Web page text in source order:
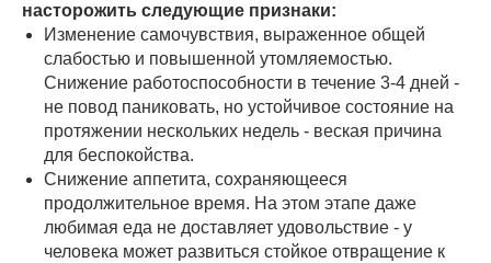
насторожить следующие признаки:
Изменение самочувствия, выраженное общей
слабостью и повышенной утомляемостью.
Снижение работоспособности в течение 3-4 дней -
не повод паниковать, но устойчивое состояние на
протяжении нескольких недель - веская причина
для беспокойства.
Снижение аппетита, сохраняющееся
продолжительное время. На этом этапе даже
любимая еда не доставляет удовольствие - у
человека может развиться стойкое отвращение к